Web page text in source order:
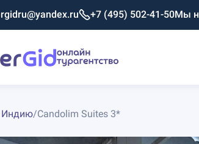
+7 (495) 502-41-50Мы
Индию/Candolim Suites 3*